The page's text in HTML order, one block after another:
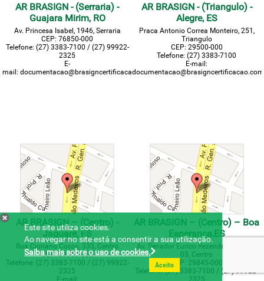
AR BRASIGN - (Serraria) -
Guajara Mirim, RO
Av. Princesa Isabel, 1946, Serraria
CEP: 76850-000
Telefone: (27) 3383-7100 / (27) 99922-
2325
E-
mail: documentacao@brasigncertificacao.com.br
AR BRASIGN - (Triangulo) -
Alegre, ES
Praca Antonio Correa Monteiro, 251,
Triangulo
CEP: 29500-000
Telefone: (27) 3383-7100
E-mail:
AR BRASIGN – (Centro) -
Jaguaré, ES
Rua Cipriano Cocco, 333, Centro
CEP: 29950-000
Telefone: (27) 3383-7100 / (27) 99922-
2325
E-mail:
AR BRASIGN – (Centro) – Boa
Esperança,ES
Av. Senador Eurico Rezende, 626, Sala
03, Centro
CEP: 29845-000
Telefone: (27) 3383-7100 / (27) 99922-
2325
Este site utiliza cookies.
Ao navegar no site está a consentir a sua utilização.
Saiba mais sobre o uso de cookies.
Aceito